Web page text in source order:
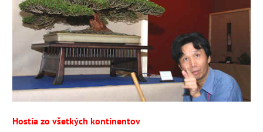
Hostia zo všetkých kontinentov